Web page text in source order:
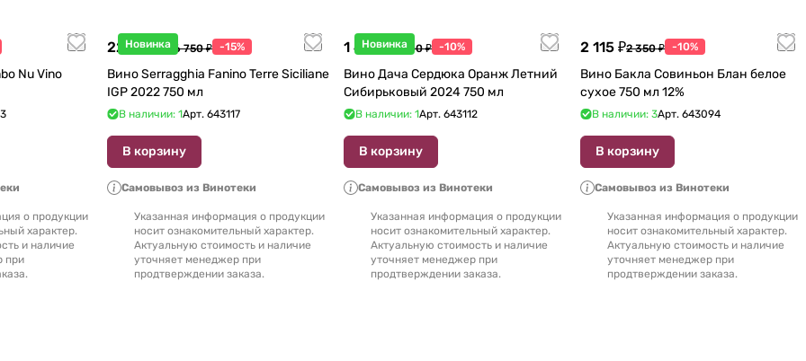
Nu Vino
о продукции
характер.
и наличие
при
Новинка
22 738 ₽26 750 ₽ -15%
Вино Serragghia Fanino Terre Siciliane
IGP 2022 750 мл
В наличии: 1Арт. 643117
В корзину
Самовывоз из Винотеки
Указанная информация о продукции
носит ознакомительный характер.
Актуальную стоимость и наличие
уточняет менеджер при
продтверждении заказа.
Новинка
1 440 ₽1 600 ₽ -10%
Вино Дача Сердюка Оранж Летний
Сибирьковый 2024 750 мл
В наличии: 1Арт. 643112
В корзину
Самовывоз из Винотеки
Указанная информация о продукции
носит ознакомительный характер.
Актуальную стоимость и наличие
уточняет менеджер при
продтверждении заказа.
2 115 ₽2 350 ₽ -10%
Вино Бакла Совиньон Блан белое
сухое 750 мл 12%
В наличии: 3Арт. 643094
В корзину
Самовывоз из Винотеки
Указанная информация о продукции
носит ознакомительный характер.
Актуальную стоимость и наличие
уточняет менеджер при
продтверждении заказа.